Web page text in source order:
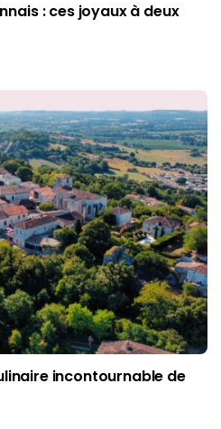
: ces joyaux à deux
incontournable de